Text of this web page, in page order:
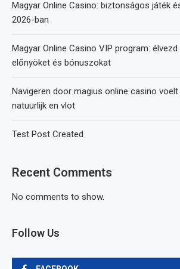
Magyar Online Casino: biztonságos játék
2026-ban
Magyar Online Casino VIP program:
előnyöket és bónuszokat
Navigeren door magius online casino
natuurlijk en vlot
Test Post Created
Recent Comments
No comments to show.
Follow Us